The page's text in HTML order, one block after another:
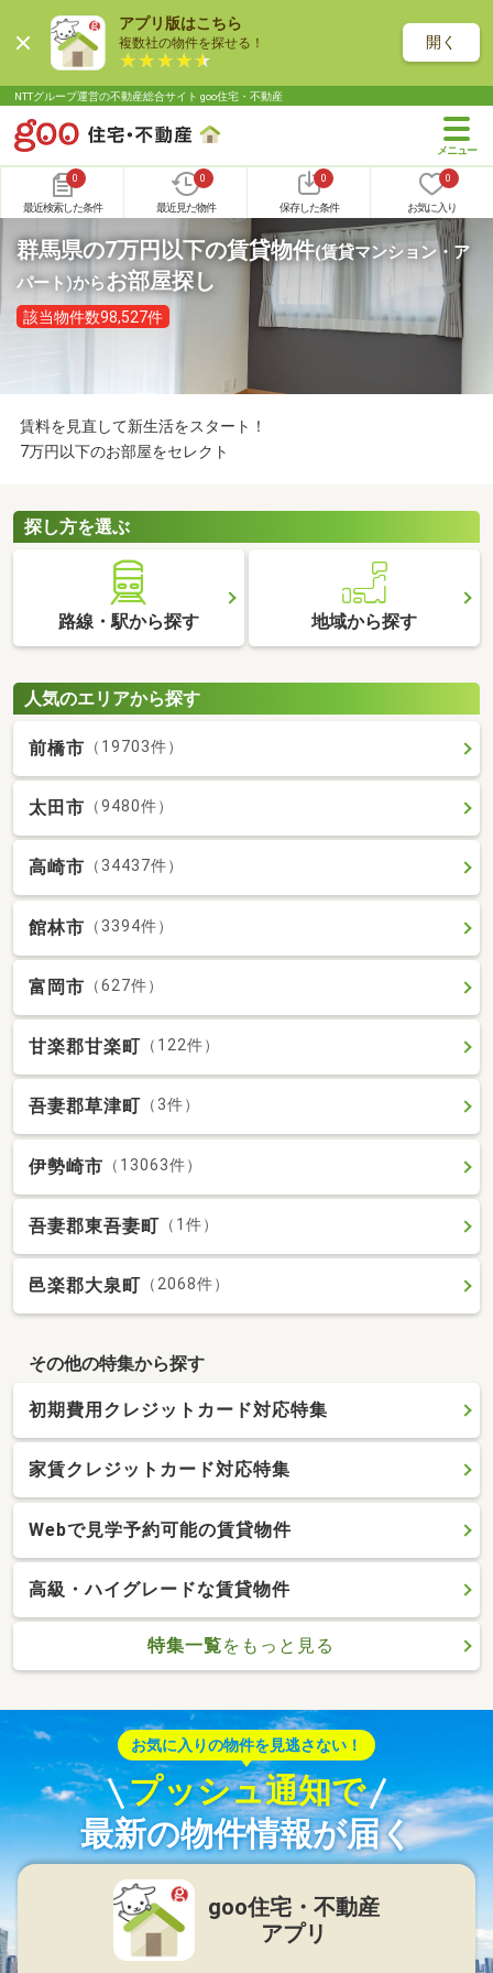
アプリ版はこちら
複数社の物件を探せる！ 開く
NTTグループ運営の不動産総合サイト goo住宅・不動産
0
最近検索した条件
0
最近見た物件
0
保存した条件
0
お気に入り
群馬県の7万円以下の賃貸物件(賃貸マンション・ア
パート)からお部屋探し
該当物件数98,527件
賃料を見直して新生活をスタート！
7万円以下のお部屋をセレクト
探し方を選ぶ
路線・駅から探す 地域から探す
人気のエリアから探す
前橋市 （19703件）
太田市 （9480件）
高崎市 （34437件）
館林市 （3394件）
富岡市 （627件）
甘楽郡甘楽町 （122件）
吾妻郡草津町 （3件）
伊勢崎市 （13063件）
吾妻郡東吾妻町 （1件）
邑楽郡大泉町 （2068件）
その他の特集から探す
初期費用クレジットカード対応特集
家賃クレジットカード対応特集
Webで見学予約可能の賃貸物件
高級・ハイグレードな賃貸物件
特集一覧をもっと見る
お気に入りの物件を見逃さない！
プッシュ通知で
最新の物件情報が届く
goo住宅・不動産
アプリ